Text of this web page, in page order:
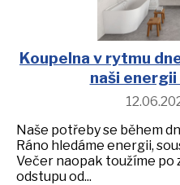
Koupelna v rytmu
naši
Naše potřeby se během
Ráno hledáme energii,
Večer naopak toužíme po
odstupu od...